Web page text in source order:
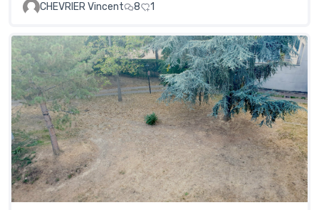
CHEVRIER Vincent 8 1